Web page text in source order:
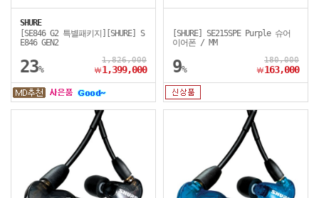
SHURE
[SE846 G2 특별패키지][SHURE] S
E846 GEN2
23%
1,826,000
￦1,399,000
[SHURE] SE215SPE Purple 슈어
이어폰 / MM
9%
180,000
￦163,000